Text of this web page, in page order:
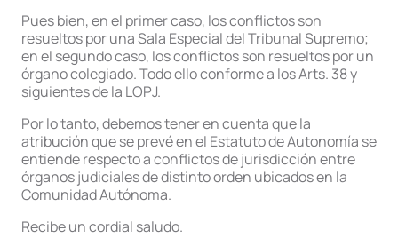
Pues bien, en el primer caso, los conflictos son
resueltos por una Sala Especial del Tribunal Supremo;
en el segundo caso, los conflictos son resueltos por un
órgano colegiado. Todo ello conforme a los Arts. 38 y
siguientes de la LOPJ.
Por lo tanto, debemos tener en cuenta que la
atribución que se prevé en el Estatuto de Autonomía se
entiende respecto a conflictos de jurisdicción entre
órganos judiciales de distinto orden ubicados en la
Comunidad Autónoma.
Recibe un cordial saludo.